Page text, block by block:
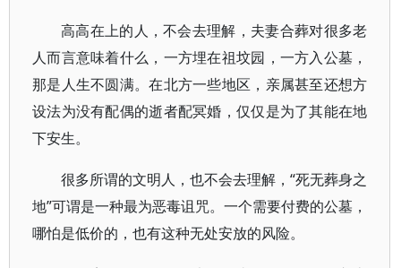
高高在上的人，不会去理解，夫妻合葬对很多老
人而言意味着什么，一方埋在祖坟园，一方入公墓，
那是人生不圆满。在北方一些地区，亲属甚至还想方
设法为没有配偶的逝者配冥婚，仅仅是为了其能在地
下安生。
很多所谓的文明人，也不会去理解，“死无葬身之
地”可谓是一种最为恶毒诅咒。一个需要付费的公墓，
哪怕是低价的，也有这种无处安放的风险。